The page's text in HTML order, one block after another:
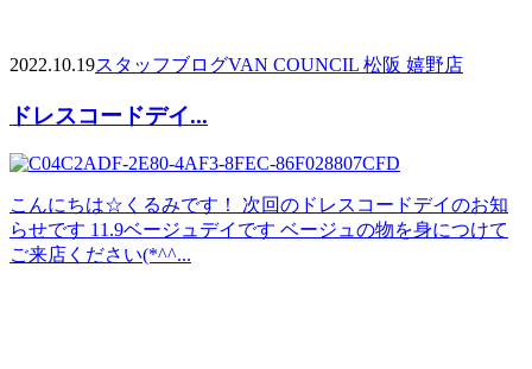
2022.10.19スタッフブログVAN COUNCIL 松阪 嬉野店
ドレスコードデイ...
こんにちは☆くるみです！ 次回のドレスコードデイのお知
らせです 11.9ベージュデイです ベージュの物を身につけて
ご来店ください(*^^...